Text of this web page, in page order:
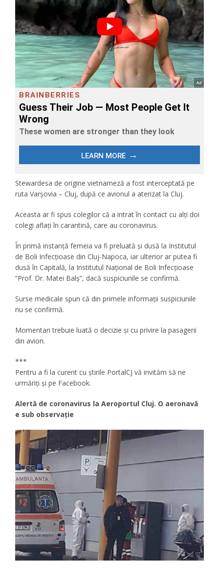
Stewardesa de origine vietnameză a fost interceptată pe
ruta Varșovia – Cluj, după ce avionul a aterizat la Cluj.
Aceasta ar fi spus colegilor că a intrat în contact cu alți doi
colegi aflați în carantină, care au coronavirus.
În primă instanță femeia va fi preluată și dusă la Institutul
de Boli Infecțioase din Cluj-Napoca, iar ulterior ar putea fi
dusă în Capitală, la Institutul Național de Boli Infecțioase
“Prof. Dr. Matei Balș”, dacă suspiciunile se confirmă.
Surse medicale spun că din primele informații suspiciunile
nu se confirmă.
Momentan trebuie luată o decizie și cu privire la pasagerii
din avion.
***
Pentru a fi la curent cu ştirile PortalCJ vă invităm să ne
urmăriţi şi pe Facebook.
Alertă de coronavirus la Aeroportul Cluj. O aeronavă
e sub observație